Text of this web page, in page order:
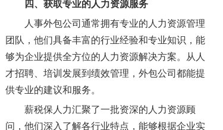
四、获取专业的人力资源服务
人事外包公司通常拥有专业的人力资源管理
团队，他们具备丰富的行业经验和专业知识，能
够为企业提供全方位的人力资源解决方案。从人
才招聘、培训发展到绩效管理，外包公司都能提
供专业的建议和服务。
薪税保人力汇聚了一批资深的人力资源顾
问，他们深入了解各行业特点，能够根据企业实